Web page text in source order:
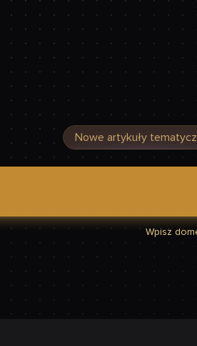
Nowe artykuły
czy Twoja strona jest szybka
Wpisz